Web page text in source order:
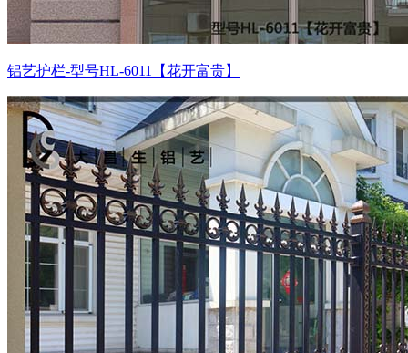
铝艺护栏-型号HL-6011【花开富贵】